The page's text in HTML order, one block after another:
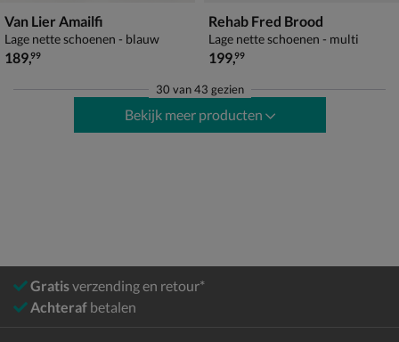
Van Lier Amailfi
Lage nette schoenen - blauw
€ 189,99
189,99
Rehab Fred Brood
Lage nette schoenen - multi
€ 199,99
199,99
30 van43 gezien
Bekijk meer producten
Gratisverzending en retour*
Achteraf betalen